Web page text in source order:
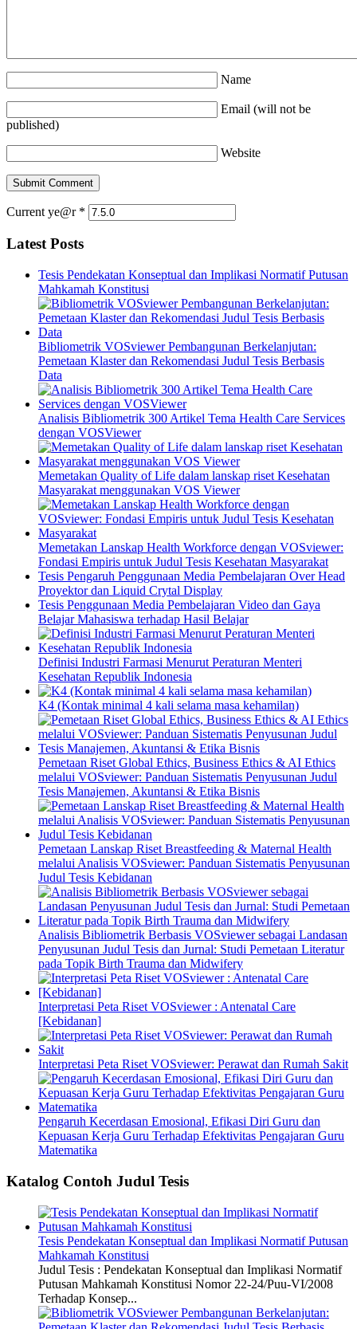
Name
Email (will not be
published)
Website
Current ye@r *
Latest Posts
Tesis Pendekatan Konseptual dan Implikasi Normatif Putusan
Mahkamah Konstitusi
Bibliometrik VOSviewer Pembangunan Berkelanjutan:
Pemetaan Klaster dan Rekomendasi Judul Tesis Berbasis
Data
Analisis Bibliometrik 300 Artikel Tema Health Care Services
dengan VOSViewer
Memetakan Quality of Life dalam lanskap riset Kesehatan
Masyarakat menggunakan VOS Viewer
Memetakan Lanskap Health Workforce dengan VOSviewer:
Fondasi Empiris untuk Judul Tesis Kesehatan Masyarakat
Tesis Pengaruh Penggunaan Media Pembelajaran Over Head
Proyektor dan Liquid Crytal Display
Tesis Penggunaan Media Pembelajaran Video dan Gaya
Belajar Mahasiswa terhadap Hasil Belajar
Definisi Industri Farmasi Menurut Peraturan Menteri
Kesehatan Republik Indonesia
K4 (Kontak minimal 4 kali selama masa kehamilan)
Pemetaan Riset Global Ethics, Business Ethics & AI Ethics
melalui VOSviewer: Panduan Sistematis Penyusunan Judul
Tesis Manajemen, Akuntansi & Etika Bisnis
Pemetaan Lanskap Riset Breastfeeding & Maternal Health
melalui Analisis VOSviewer: Panduan Sistematis Penyusunan
Judul Tesis Kebidanan
Analisis Bibliometrik Berbasis VOSviewer sebagai Landasan
Penyusunan Judul Tesis dan Jurnal: Studi Pemetaan Literatur
pada Topik Birth Trauma dan Midwifery
Interpretasi Peta Riset VOSviewer : Antenatal Care
[Kebidanan]
Interpretasi Peta Riset VOSviewer: Perawat dan Rumah Sakit
Pengaruh Kecerdasan Emosional, Efikasi Diri Guru dan
Kepuasan Kerja Guru Terhadap Efektivitas Pengajaran Guru
Matematika
Katalog Contoh Judul Tesis
Tesis Pendekatan Konseptual dan Implikasi Normatif Putusan
Mahkamah Konstitusi
Judul Tesis : Pendekatan Konseptual dan Implikasi Normatif
Putusan Mahkamah Konstitusi Nomor 22-24/Puu-VI/2008
Terhadap Konsep...